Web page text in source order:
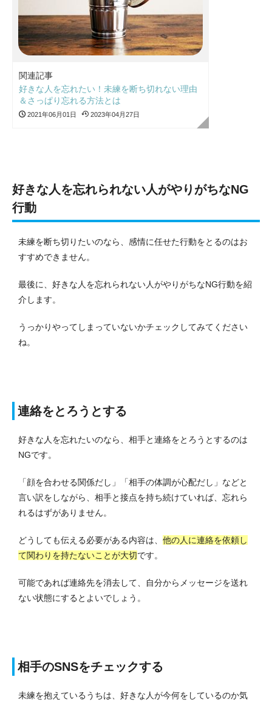
関連記事
好きな人を忘れたい！未練を断ち切れない理由
＆さっぱり忘れる方法とは
2021年06月01日 2023年04月27日
好きな人を忘れられない人がやりがちなNG
行動
未練を断ち切りたいのなら、感情に任せた行動をとるのはお
すすめできません。
最後に、好きな人を忘れられない人がやりがちなNG行動を紹
介します。
うっかりやってしまっていないかチェックしてみてください
ね。
連絡をとろうとする
好きな人を忘れたいのなら、相手と連絡をとろうとするのは
NGです。
「顔を合わせる関係だし」「相手の体調が心配だし」などと
言い訳をしながら、相手と接点を持ち続けていれば、忘れら
れるはずがありません。
どうしても伝える必要がある内容は、 他の人に連絡を依頼し
て関わりを持たないことが大切です。
可能であれば連絡先を消去して、自分からメッセージを送れ
ない状態にするとよいでしょう。
相手のSNSをチェックする
未練を抱えているうちは、好きな人が今何をしているのか気